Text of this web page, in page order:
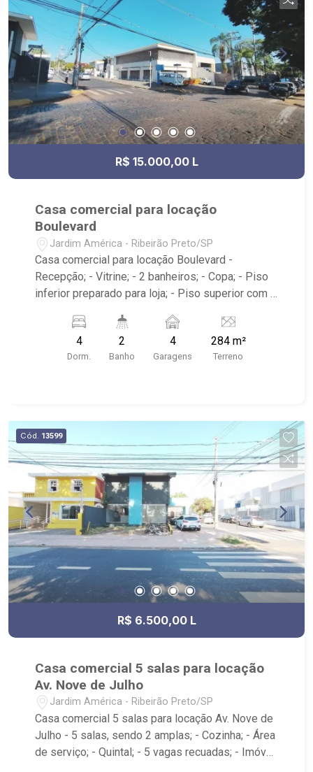
R$ 15.000,00 L
Casa comercial para locação
Boulevard
Jardim América - Ribeirão Preto/SP
Casa comercial para locação Boulevard -
Recepção; - Vitrine; - 2 banheiros; - Copa; - Piso
inferior preparado para loja; - Piso superior com 3
Av. Nove de Julho, próximo a Av. Presidente
4
Dorm.
2
Banho
4
Garagens
284 m²
Terreno
Cód. 13599
R$ 6.500,00 L
Casa comercial 5 salas para locação
Av. Nove de Julho
Jardim América - Ribeirão Preto/SP
Casa comercial 5 salas para locação Av. Nove de
Julho - 5 salas, sendo 2 amplas; - Cozinha; - Área
de serviço; - Quintal; - 5 vagas recuadas; - Imóvel